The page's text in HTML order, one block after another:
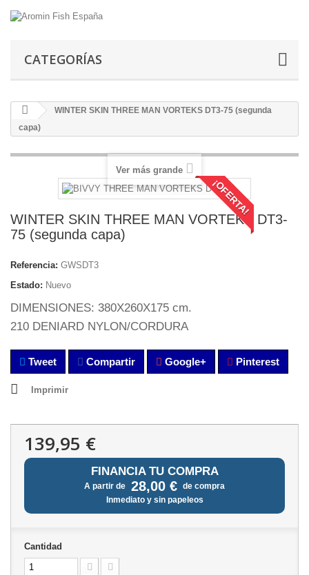
CATEGORÍAS
WINTER SKIN THREE MAN VORTEKS DT3-75 (segunda
capa)
¡OFERTA!
Ver más grande
WINTER SKIN THREE MAN VORTEKS DT3-
75 (segunda capa)
Referencia: GWSDT3
Estado: Nuevo
DIMENSIONES: 380X260X175 cm.
210 DENIARD NYLON/CORDURA
Tweet Compartir Google+ Pinterest
Imprimir
139,95 €
FINANCIA TU COMPRA
A partir de 28,00 € de compra
Inmediato y sin papeleos
Cantidad